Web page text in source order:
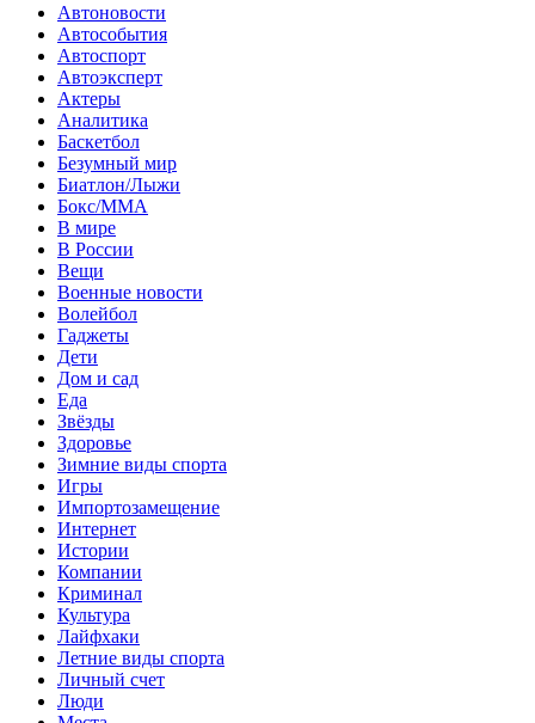
Автоновости
Автособытия
Автоспорт
Автоэксперт
Актеры
Аналитика
Баскетбол
Безумный мир
Биатлон/Лыжи
Бокс/MMA
В мире
В России
Вещи
Военные новости
Волейбол
Гаджеты
Дети
Дом и сад
Еда
Звёзды
Здоровье
Зимние виды спорта
Игры
Импортозамещение
Интернет
Истории
Компании
Криминал
Культура
Лайфхаки
Летние виды спорта
Личный счет
Люди